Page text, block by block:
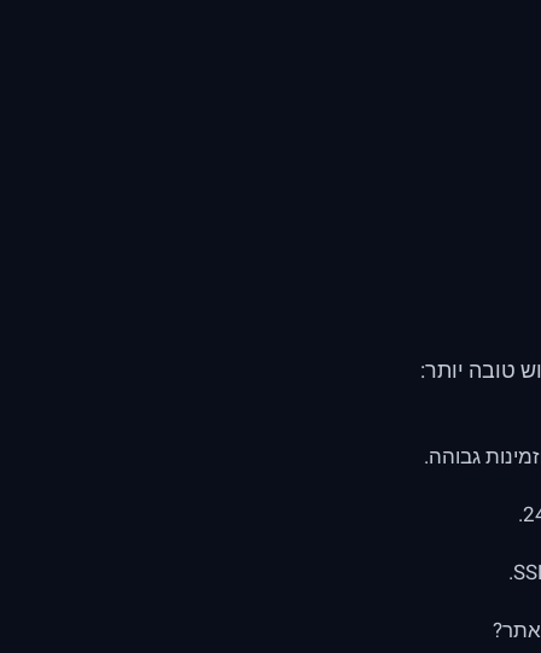
טובה יותר:
גבוהה.